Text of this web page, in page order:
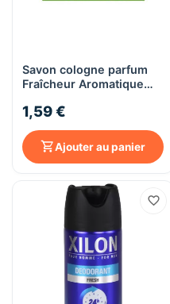
Savon cologne parfum
Fraîcheur Aromatique
Mont Saint-Michel, 125g
1,59 €
Ajouter au panier